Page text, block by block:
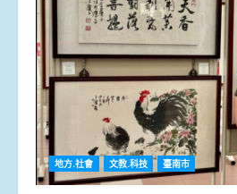
地方.社會 文教.科技 臺南市